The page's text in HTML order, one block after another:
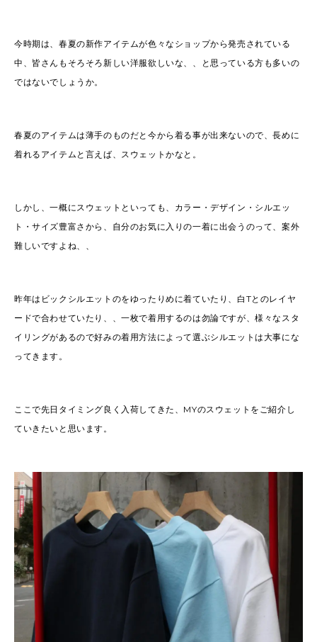
今時期は、春夏の新作アイテムが色々なショップから発売されている
中、皆さんもそろそろ新しい洋服欲しいな、、と思っている方も多いの
ではないでしょうか。
春夏のアイテムは薄手のものだと今から着る事が出来ないので、長めに
着れるアイテムと言えば、スウェットかなと。
しかし、一概にスウェットといっても、カラー・デザイン・シルエッ
ト・サイズ豊富さから、自分のお気に入りの一着に出会うのって、案外
難しいですよね、、
昨年はビックシルエットのをゆったりめに着ていたり、白Tとのレイヤ
ードで合わせていたり、、一枚で着用するのは勿論ですが、様々なスタ
イリングがあるので好みの着用方法によって選ぶシルエットは大事にな
ってきます。
ここで先日タイミング良く入荷してきた、MYのスウェットをご紹介し
ていきたいと思います。